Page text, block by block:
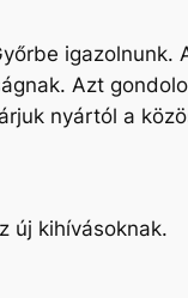
Azt
nyártól a
új kihívásoknak.